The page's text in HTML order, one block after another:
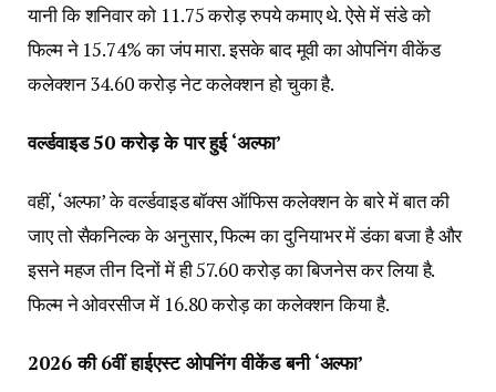
यानी कि शनिवार को 11.75 करोड़ रुपये कमाए थे. ऐसे में संडे को
फिल्म ने 15.74% का जंप मारा. इसके बाद मूवी का ओपनिंग वीकेंड
कलेक्शन 34.60 करोड़ नेट कलेक्शन हो चुका है.
वर्ल्डवाइड 50 करोड़ के पार हुई ‘अल्फा’
वहीं, ‘अल्फा’ के वर्ल्डवाइड बॉक्स ऑफिस कलेक्शन के बारे में बात की
जाए तो सैकनिल्क के अनुसार, फिल्म का दुनियाभर में डंका बजा है और
इसने महज तीन दिनों में ही 57.60 करोड़ का बिजनेस कर लिया है.
फिल्म ने ओवरसीज में 16.80 करोड़ का कलेक्शन किया है.
2026 की 6वीं हाईएस्ट ओपनिंग वीकेंड बनी ‘अल्फा’